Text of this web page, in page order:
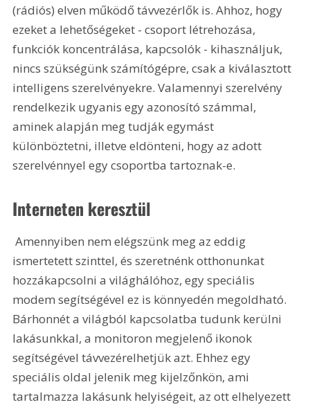
(rádiós) elven működő távvezérlők is. Ahhoz, hogy
ezeket a lehetőségeket - csoport létrehozása,
funkciók koncentrálása, kapcsolók - kihasználjuk,
nincs szükségünk számítógépre, csak a kiválasztott
intelligens szerelvényekre. Valamennyi szerelvény
rendelkezik ugyanis egy azonosító számmal,
aminek alapján meg tudják egymást
különböztetni, illetve eldönteni, hogy az adott
szerelvénnyel egy csoportba tartoznak-e.
Interneten keresztül
Amennyiben nem elégszünk meg az eddig
ismertetett szinttel, és szeretnénk otthonunkat
hozzákapcsolni a világhálóhoz, egy speciális
modem segítségével ez is könnyedén megoldható.
Bárhonnét a világból kapcsolatba tudunk kerülni
lakásunkkal, a monitoron megjelenő ikonok
segítségével távvezérelhetjük azt. Ehhez egy
speciális oldal jelenik meg kijelzőnkön, ami
tartalmazza lakásunk helyiségeit, az ott elhelyezett